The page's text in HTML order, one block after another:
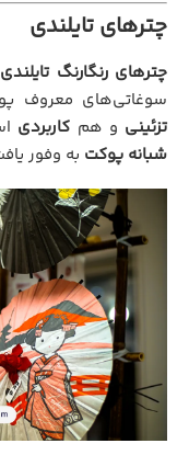
چترهای تایلندی
چترهای رنگارنگ تایلندی
سوغاتی‌های معروف
تزئینی و هم کاربردی
شبانه پوکت به وفور